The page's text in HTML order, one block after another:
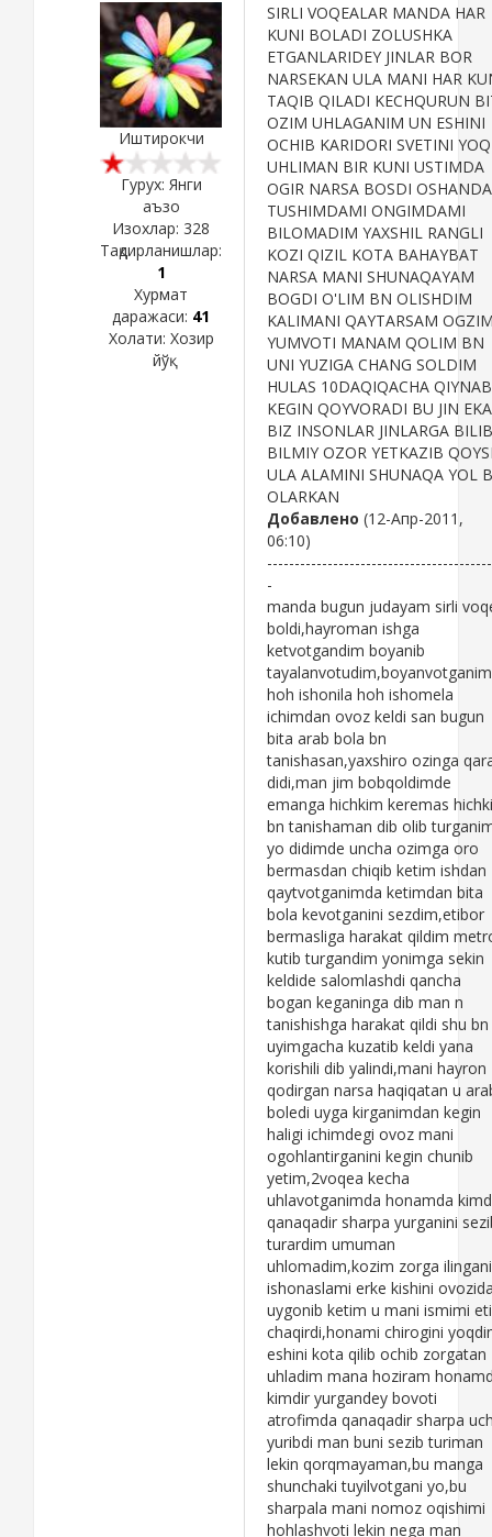
Иштирокчи
Гурух: Янги
аъзо
Изохлар: 328
Тақдирланишлар:
1
Хурмат
даражаси: 41
Холати: Хозир
йўқ
SIRLI VOQEALAR MANDA HAR
KUNI BOLADI ZOLUSHKA
ETGANLARIDEY JINLAR BOR
NARSEKAN ULA MANI HAR
TAQIB QILADI KECHQURUN
OZIM UHLAGANIM UN ESHINI
OCHIB KARIDORI SVETINI
UHLIMAN BIR KUNI USTIMDA
OGIR NARSA BOSDI OSHANDA
TUSHIMDAMI ONGIMDAMI
BILOMADIM YAXSHIL RANGLI
KOZI QIZIL KOTA BAHAYBAT
NARSA MANI SHUNAQAYAM
BOGDI O'LIM BN OLISHDIM
KALIMANI QAYTARSAM
YUMVOTI MANAM QOLIM BN
UNI YUZIGA CHANG SOLDIM
HULAS 10DAQIQACHA QIYNAB
KEGIN QOYVORADI BU JIN
BIZ INSONLAR JINLARGA BILIB
BILMIY OZOR YETKAZIB
ULA ALAMINI SHUNAQA YOL
OLARKAN
Добавлено (12-Апр-2011,
06:10)
-
manda bugun judayam sirli
boldi,hayroman ishga
ketvotgandim boyanib
hoh ishonila hoh ishomela
ichimdan ovoz keldi san bugun
bita arab bola bn
tanishasan,yaxshiro ozinga
didi,man jim bobqoldimde
emanga hichkim keremas
bn tanishaman dib olib
yo didimde uncha ozimga oro
bermasdan chiqib ketim ishdan
qaytvotganimda ketimdan bita
bola kevotganini sezdim,etibor
bermasliga harakat qildim
kutib turgandim yonimga sekin
keldide salomlashdi qancha
bogan keganinga dib man n
tanishishga harakat qildi shu bn
uyimgacha kuzatib keldi yana
korishili dib yalindi,mani hayron
qodirgan narsa haqiqatan u
boledi uyga kirganimdan kegin
haligi ichimdegi ovoz mani
ogohlantirganini kegin chunib
yetim,2voqea kecha
uhlavotganimda honamda
qanaqadir sharpa yurganini
turardim umuman
uhlomadim,kozim zorga
ishonaslami erke kishini
uygonib ketim u mani ismimi
chaqirdi,honami chirogini
eshini kota qilib ochib zorgatan
uhladim mana hoziram
kimdir yurgandey bovoti
atrofimda qanaqadir sharpa
yuribdi man buni sezib turiman
lekin qorqmayaman,bu manga
shunchaki tuyilvotgani yo,bu
sharpala mani nomoz oqishimi
hohlashvoti lekin nega man